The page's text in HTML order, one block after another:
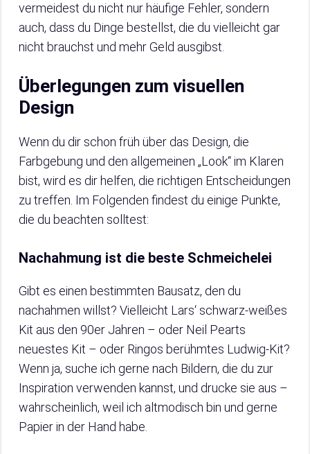
vermeidest du nicht nur häufige Fehler, sondern
auch, dass du Dinge bestellst, die du vielleicht gar
nicht brauchst und mehr Geld ausgibst.
Überlegungen zum visuellen
Design
Wenn du dir schon früh über das Design, die
Farbgebung und den allgemeinen „Look“ im Klaren
bist, wird es dir helfen, die richtigen Entscheidungen
zu treffen. Im Folgenden findest du einige Punkte,
die du beachten solltest:
Nachahmung ist die beste Schmeichelei
Gibt es einen bestimmten Bausatz, den du
nachahmen willst? Vielleicht Lars‘ schwarz-weißes
Kit aus den 90er Jahren – oder Neil Pearts
neuestes Kit – oder Ringos berühmtes Ludwig-Kit?
Wenn ja, suche ich gerne nach Bildern, die du zur
Inspiration verwenden kannst, und drucke sie aus –
wahrscheinlich, weil ich altmodisch bin und gerne
Papier in der Hand habe.